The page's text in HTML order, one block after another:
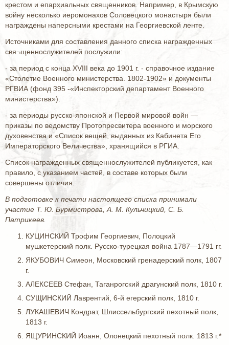
крестом и епархиальных священников. Например, в Крымскую
войну несколько иеромонахов Соловецкого монастыря были
награждены наперсными крестами на Георгиевской ленте.
Источниками для составления данного списка награжденных
свя¬щеннослужителей послужили:
- за период с конца XVIII века до 1901 г. - справочное издание
«Столетие Военного министерства. 1802-1902» и документы
РГВИА (фонд 395 -«Инспекторский департамент Военного
министерства»).
- за периоды русско-японской и Первой мировой войн —
приказы по ведомству Протопресвитера военного и морского
духовенства и «Список вещей, выданных из Кабинета Его
Императорского Величества», хранящийся в РГИА.
Список награжденных священнослужителей публикуется, как
правило, с указанием частей, в составе которых были
совершены отличия.
В подготовке к печати настоящего списка принимали
участие Т. Ю. Бурмистрова, А. М. Кульчицкий, С. Б.
Патрикеев.
КУЦИНСКИЙ Трофим Георгиевич, Полоцкий
мушкетерский полк. Русско-турецкая война 1787—1791 гг.
ЯКУБОВИЧ Симеон, Московский гренадерский полк, 1807
г.
АЛЕКСЕЕВ Стефан, Таганрогский драгунский полк, 1810 г.
СУЩИНСКИЙ Лаврентий, 6-й егерский полк, 1810 г.
ЛУКАШЕВИЧ Кондрат, Шлиссельбургский пехотный полк,
1813 г.
ЯЩУРИНСКИЙ Иоанн, Олонецкий пехотный полк. 1813 г.*